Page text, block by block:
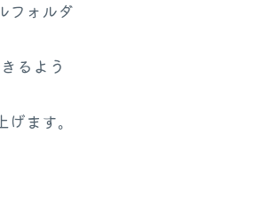
フォルダ
るよう
ます。